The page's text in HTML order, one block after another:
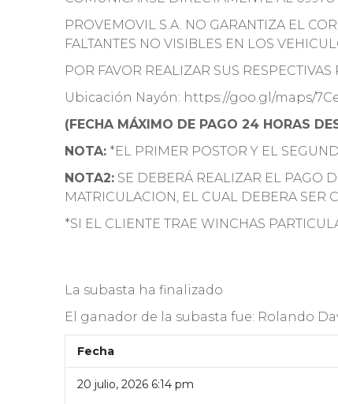
PROVEMOVIL S.A. NO GARANTIZA EL
FALTANTES NO VISIBLES EN LOS
POR FAVOR REALIZAR SUS
Ubicación Nayón: https://goo.gl/maps/
(FECHA MÁXIMO DE PAGO 24 HORAS
NOTA: *EL PRIMER POSTOR Y EL
NOTA2: SE DEBERÁ REALIZAR EL PAGO
MATRICULACION, EL CUAL DEBERA
*SI EL CLIENTE TRAE WINCHAS
La subasta ha finalizado
El ganador de la subasta fue: Rolando
Fecha
20 julio, 2026 6:14 pm